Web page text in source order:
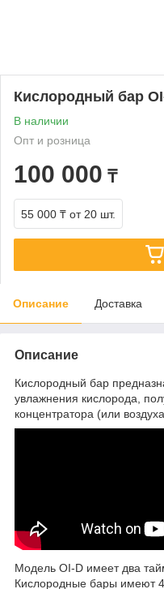
Кислородный бар
В наличии
Опт и розница
100 000 ₸
55 000 ₸ от 20 шт.
Описание Доставка
Описание
Кислородный бар
увлажнения кислорода,
концентратора (или
Модель OI-D имеет два
Кислородные бары имеют